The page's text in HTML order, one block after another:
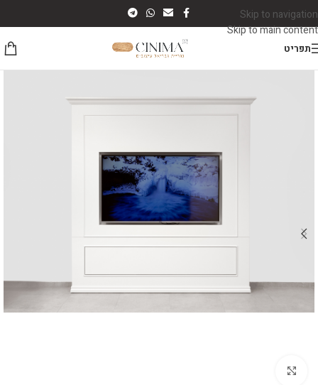
Skip to navigation
Skip to main content
תפריט